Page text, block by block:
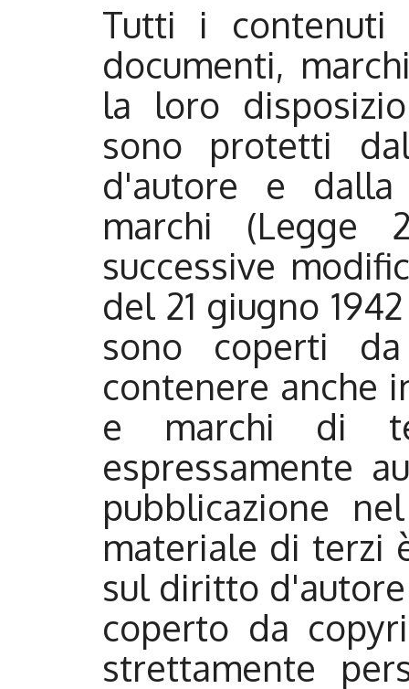
Tutti i contenuti
documenti,
la loro
sono protetti
d'autore e
marchi (Legge
successive
del 21 giugno
sono coperti
contenere anche
e marchi di
espressamente
pubblicazione
materiale di terzi
sul diritto
coperto da
strettamente